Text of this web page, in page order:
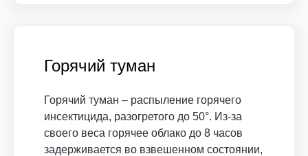
Горячий туман
Горячий туман – распыление горячего
инсектицида, разогретого до 50°. Из-за
своего веса горячее облако до 8 часов
задерживается во взвешенном состоянии,